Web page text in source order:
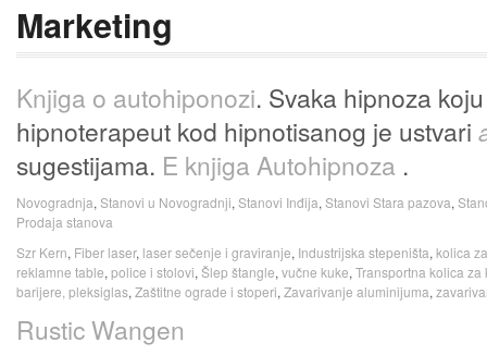
Marketing
Knjiga o autohiponozi. Svaka hipnoza
hipnoterapeut kod hipnotisanog je ustvari
sugestijama. E knjiga Autohipnoza .
Novogradnja, Stanovi u Novogradnji, Stanovi Inđija, Stanovi Stara pazova,
Prodaja stanova
Szr Kern, Fiber laser, laser sečenje i graviranje, Industrijska stepeništa, kolica
reklamne table, police i stolovi, Šlep štangle, vučne kuke, Transportna kolica
barijere, pleksiglas, Zaštitne ograde i stoperi, Zavarivanje aluminijuma,
Rustic Wangen